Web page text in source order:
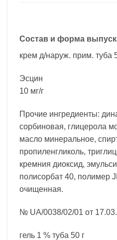
Состав и форма
крем д/наруж. прим. туба
Эсцин
10 мг/г
Прочие ингредиенты:
сорбиновая, глицерола
масло минеральное,
пропиленгликоль,
кремния диоксид,
полисорбат 40, полимер
очищенная.
№ UA/0038/02/01 от
гель 1 % туба 50 г